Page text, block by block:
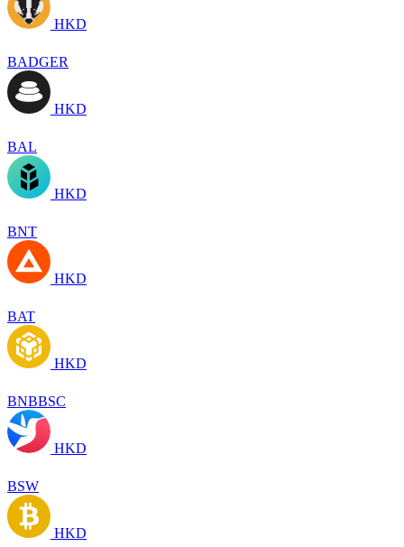
HKD
BADGER
HKD
BAL
HKD
BNT
HKD
BAT
HKD
BNBBSC
HKD
BSW
HKD